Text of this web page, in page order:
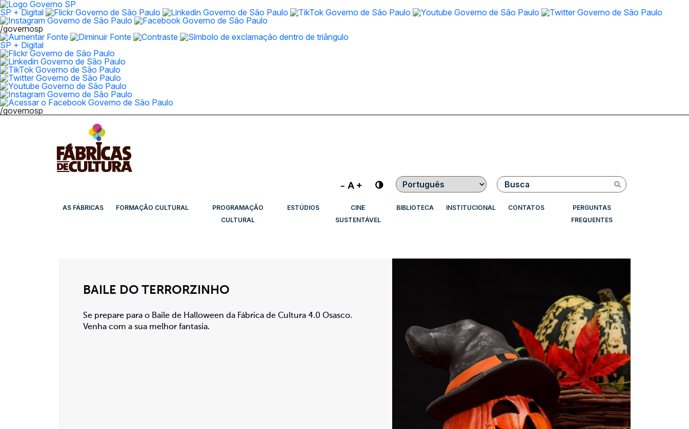
SP + Digital
/governosp
SP + Digital
/governosp
Contraste Buscar
AS FÁBRICAS FORMAÇÃO CULTURAL
PROGRAMAÇÃO
CULTURAL
ESTÚDIOS
CINE
SUSTENTÁVEL
BIBLIOTECA INSTITUCIONAL CONTATOS
PERGUNTAS
FREQUENTES
BAILE DO TERRORZINHO
Se prepare para o Baile de Halloween da Fábrica de Cultura 4.0 Osasco.
Venha com a sua melhor fantasia.